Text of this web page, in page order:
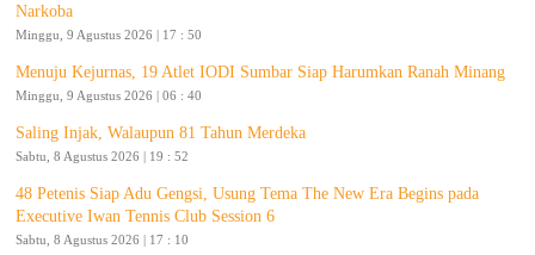
Narkoba
Minggu, 9 Agustus 2026 | 17 : 50
Menuju Kejurnas, 19 Atlet IODI Sumbar Siap Harumkan Ranah Minang
Minggu, 9 Agustus 2026 | 06 : 40
Saling Injak, Walaupun 81 Tahun Merdeka
Sabtu, 8 Agustus 2026 | 19 : 52
48 Petenis Siap Adu Gengsi, Usung Tema The New Era Begins pada
Executive Iwan Tennis Club Session 6
Sabtu, 8 Agustus 2026 | 17 : 10